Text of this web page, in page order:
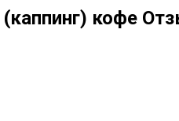
(каппинг) кофе